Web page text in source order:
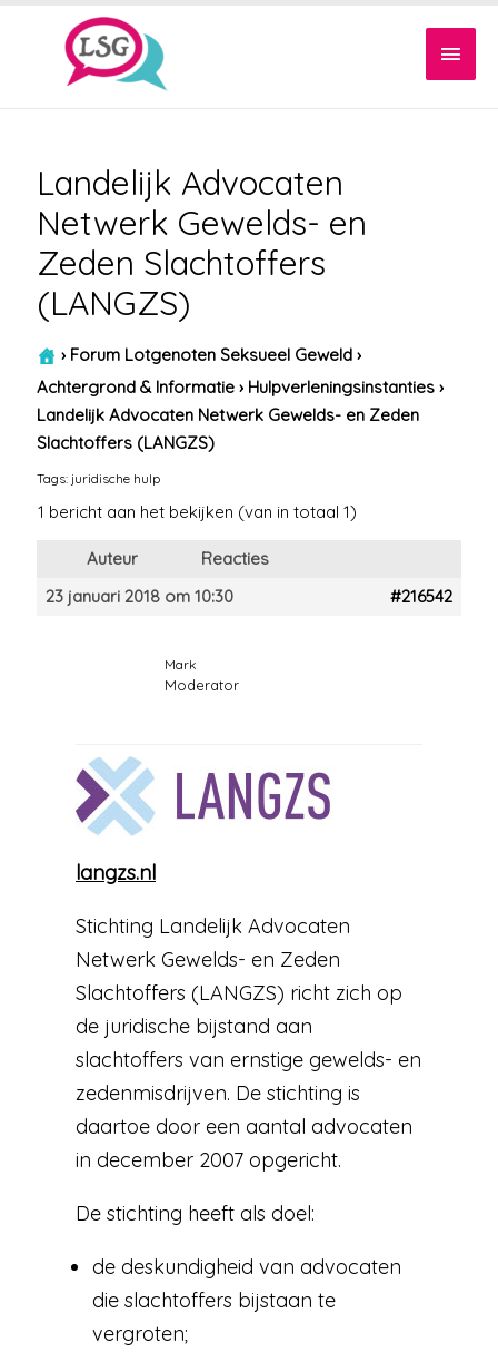
Landelijk Advocaten
Netwerk Gewelds- en
Zeden Slachtoffers
(LANGZS)
› Forum Lotgenoten Seksueel Geweld ›
Achtergrond & Informatie › Hulpverleningsinstanties ›
Landelijk Advocaten Netwerk Gewelds- en Zeden
Slachtoffers (LANGZS)
Tags: juridische hulp
1 bericht aan het bekijken (van in totaal 1)
Auteur
Reacties
23 januari 2018 om 10:30
#216542
Mark
Moderator
langzs.nl
Stichting Landelijk Advocaten
Netwerk Gewelds- en Zeden
Slachtoffers (LANGZS) richt zich op
de juridische bijstand aan
slachtoffers van ernstige gewelds- en
zedenmisdrijven. De stichting is
daartoe door een aantal advocaten
in december 2007 opgericht.
De stichting heeft als doel:
de deskundigheid van advocaten
die slachtoffers bijstaan te
vergroten;